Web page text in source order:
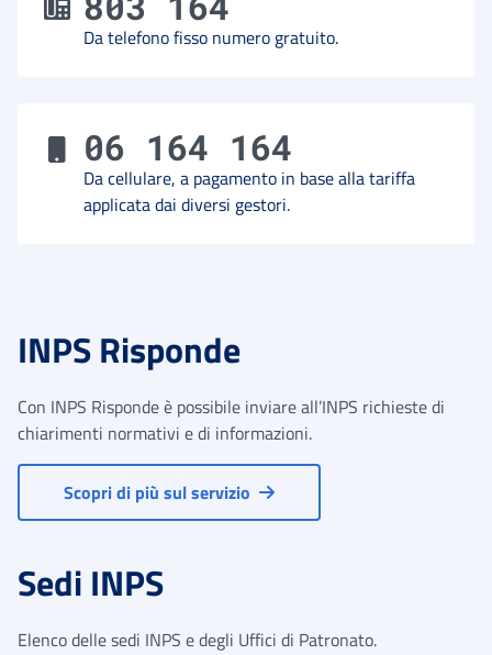
Da telefono fisso numero gratuito.
06 164 164
Da cellulare, a pagamento in base alla tariffa
applicata dai diversi gestori.
INPS Risponde
Con INPS Risponde è possibile inviare all’INPS richieste di
chiarimenti normativi e di informazioni.
Scopri di più sul servizio
Sedi INPS
Elenco delle sedi INPS e degli Uffici di Patronato.